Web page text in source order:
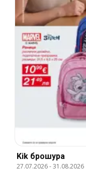
Kik брошура
27.07.2026-31.08.2026